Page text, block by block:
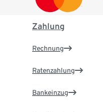
Zahlung
Rechnung
Ratenzahlung
Bankeinzug